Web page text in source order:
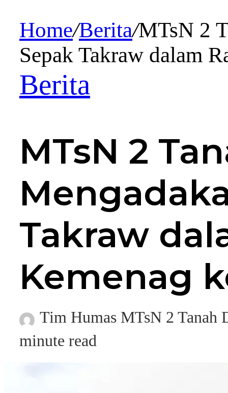
Home/Berita/MTsN 2
Sepak Takraw dalam
Berita
MTsN 2
Takraw
Kemenag
Tim Humas MTsN 2 Tanah
minute read